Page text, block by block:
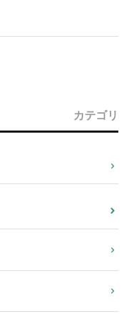
カテゴリ